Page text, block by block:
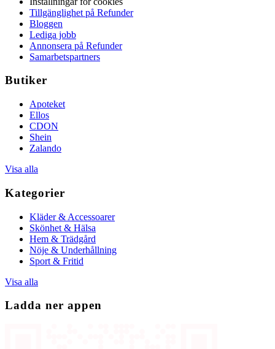
Tillgänglighet på Refunder
Bloggen
Lediga jobb
Annonsera på Refunder
Samarbetspartners
Butiker
Apoteket
Ellos
CDON
Shein
Zalando
Visa alla
Kategorier
Kläder & Accessoarer
Skönhet & Hälsa
Hem & Trädgård
Nöje & Underhållning
Sport & Fritid
Visa alla
Ladda ner appen